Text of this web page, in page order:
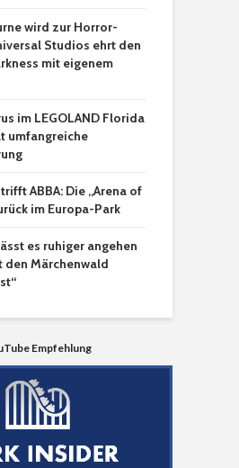
wird zur Horror-
Studios ehrt den
mit eigenem
im LEGOLAND Florida
umfangreiche
ABBA: Die „Arena of
im Europa-Park
es ruhiger angehen
den Märchenwald
Empfehlung